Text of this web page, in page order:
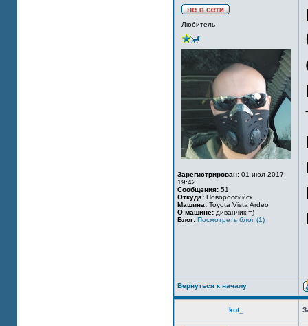
Любитель
Зарегистрирован: 01 июл 2017,
19:42
Сообщения: 51
Откуда: Новороссийск
Машина: Toyota Vista Ardeo
О машине: диванчик =)
Блог: Посмотреть блог (1)
Вернуться к началу
kot_